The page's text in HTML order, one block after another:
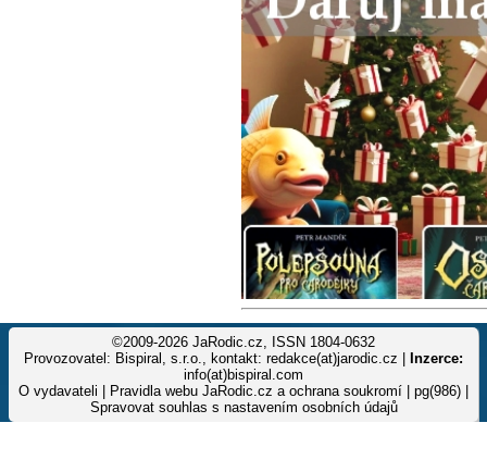
©2009-2026 JaRodic.cz, ISSN 1804-0632
Provozovatel: Bispiral, s.r.o., kontakt: redakce(at)jarodic.cz |
Inzerce:
info(at)bispiral.com
O vydavateli
Pravidla webu JaRodic.cz a ochrana soukromí | pg(986) |
Spravovat souhlas s nastavením osobních údajů